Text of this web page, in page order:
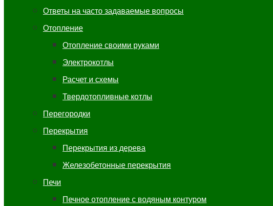
Ответы на часто задаваемые вопросы
Отопление
Отопление своими руками
Электрокотлы
Расчет и схемы
Твердотопливные котлы
Перегородки
Перекрытия
Перекрытия из дерева
Железобетонные перекрытия
Печи
Печное отопление с водяным контуром